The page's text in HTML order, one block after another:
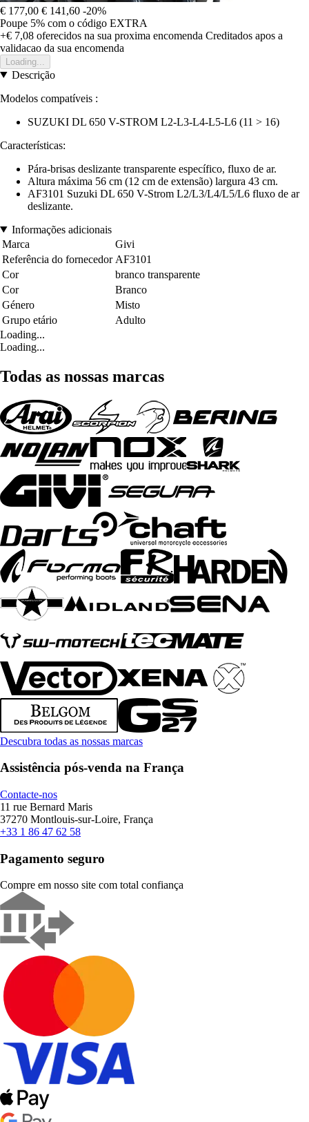
€ 177,00 € 141,60 -20%
Poupe 5% com o código EXTRA
+€ 7,08 oferecidos na sua proxima encomenda Creditados apos a
validacao da sua encomenda
Loading...
Descrição
Modelos compatíveis :
SUZUKI DL 650 V-STROM L2-L3-L4-L5-L6 (11 > 16)
Características:
Pára-brisas deslizante transparente específico, fluxo de ar.
Altura máxima 56 cm (12 cm de extensão) largura 43 cm.
AF3101 Suzuki DL 650 V-Strom L2/L3/L4/L5/L6 fluxo de ar
deslizante.
Informações adicionais
Marca
Givi
Referência do fornecedor AF3101
Cor
branco transparente
Cor
Branco
Género
Misto
Grupo etário
Adulto
Loading...
Loading...
Todas as nossas marcas
Descubra todas as nossas marcas
Assistência pós-venda na França
Contacte-nos
11 rue Bernard Maris
37270 Montlouis-sur-Loire, França
+33 1 86 47 62 58
Pagamento seguro
Compre em nosso site com total confiança